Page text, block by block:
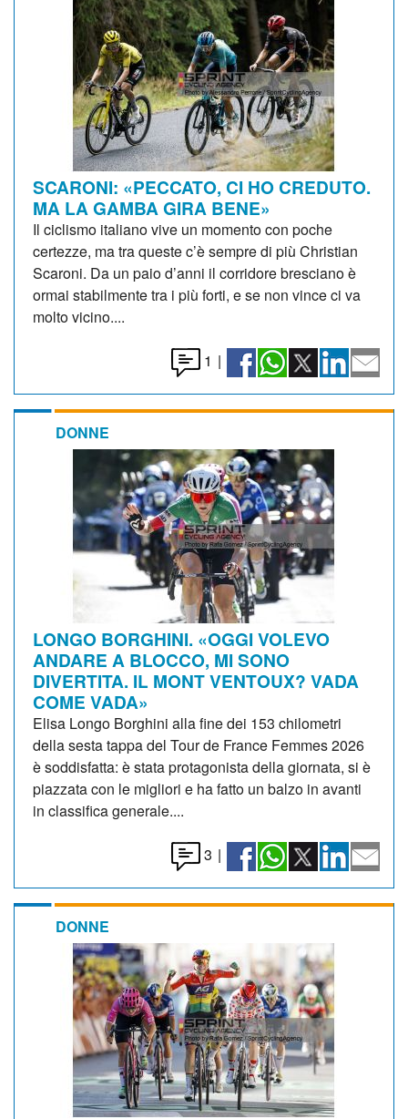
SCARONI: «PECCATO, CI HO CREDUTO.
MA LA GAMBA GIRA BENE»
Il ciclismo italiano vive un momento con poche
certezze, ma tra queste c’è sempre di più Christian
Scaroni. Da un paio d’anni il corridore bresciano è
ormai stabilmente tra i più forti, e se non vince ci va
molto vicino....
1 |
DONNE
LONGO BORGHINI. «OGGI VOLEVO
ANDARE A BLOCCO, MI SONO
DIVERTITA. IL MONT VENTOUX? VADA
COME VADA»
Elisa Longo Borghini alla fine dei 153 chilometri
della sesta tappa del Tour de France Femmes 2026
è soddisfatta: è stata protagonista della giornata, si è
piazzata con le migliori e ha fatto un balzo in avanti
in classifica generale....
3 |
DONNE